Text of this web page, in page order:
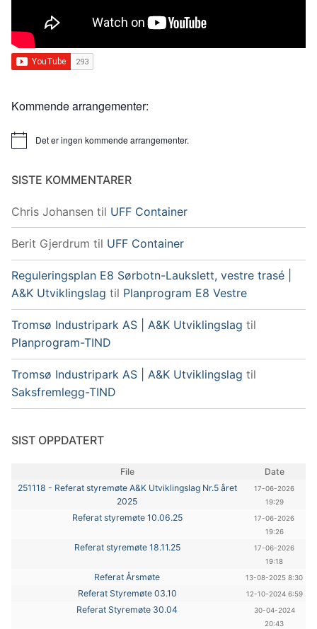
Kommende arrangementer:
MerknadDet er ingen kommende arrangementer.
SISTE KOMMENTARER
Chris Johansen til UFF Container
Berit Gjerdrum til UFF Container
Reguleringsplan E8 Sørbotn-Laukslett, vestre trasé |
A&K Utviklingslag til Planprogram E8 Vestre
Tromsø Industripark AS | A&K Utviklingslag til
Planprogram-TIND
Tromsø Industripark AS | A&K Utviklingslag til
Saksfremlegg-TIND
SIST OPPDATERT
File
Date
251118 - Referat styremøte A&K Utviklingslag Nr.5 året
2025
17-06-2026
19:29
Referat styremøte 10.06.25
17-06-2026
19:26
Referat styremøte 18.11.25
17-06-2026
19:18
Referat Årsmøte 13-08-2025 8:30
Referat Styremøte 03.10 12-10-2024 6:59
Referat Styremøte 30.04
30-04-2024
20:43